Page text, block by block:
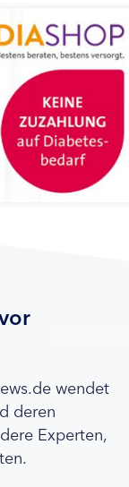
wendet
deren
Experten,